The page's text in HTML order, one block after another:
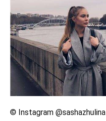
© Instagram @sashazhulina